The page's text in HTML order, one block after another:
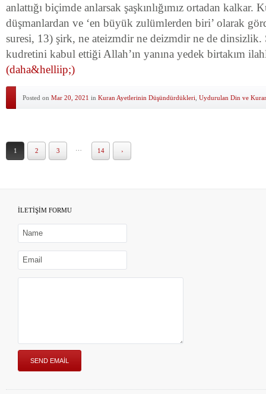
anlattığı biçimde anlarsak şaşkınlığımız ortadan kalkar.
düşmanlardan ve ‘en büyük zulümlerden biri’ olarak
suresi, 13) şirk, ne ateizmdir ne deizmdir ne de dinsizlik.
kudretini kabul ettiği Allah’ın yanına yedek birtakım
(daha&helliip;)
Posted on Mar 20, 2021 in Kuran Ayetlerinin Düşündürdükleri Uydurulan Din ve
1 2 3 14 ›
İLETİŞİM FORMU